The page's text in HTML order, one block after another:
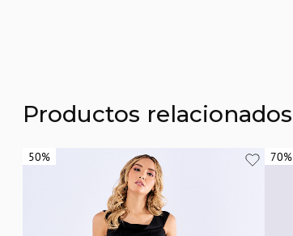
Productos relacionados
50%
50% 70%
70%